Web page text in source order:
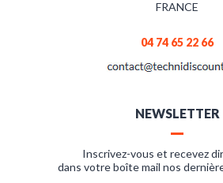
FRANCE
04 74 65 22 66
NEWSLETTER
Inscrivez-vous et recevez
dans votre boîte mail nos